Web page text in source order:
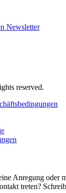
Newsletter
reserved.
Anregung oder
treten?